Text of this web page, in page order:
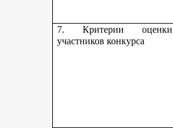
7. Критерии оценки
участников конкурса